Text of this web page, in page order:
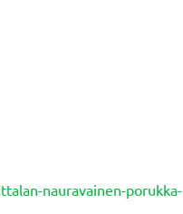
nauravainen-porukka-